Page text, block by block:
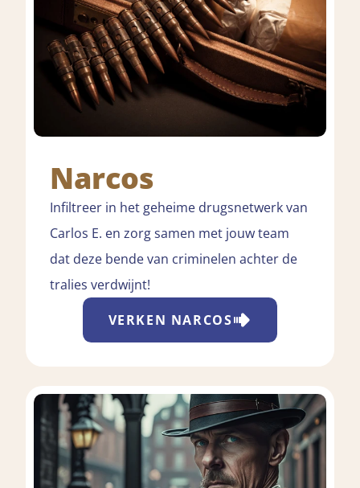
Narcos
Infiltreer in het geheime drugsnetwerk van
Carlos E. en zorg samen met jouw team
dat deze bende van criminelen achter de
tralies verdwijnt!
VERKEN NARCOS